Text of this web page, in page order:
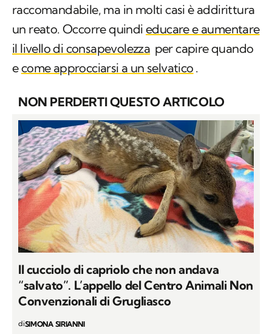
raccomandabile, ma in molti casi è addirittura
un reato. Occorre quindi educare e aumentare
il livello di consapevolezza per capire quando
ecome approcciarsi a un selvatico .
NON PERDERTI QUESTO ARTICOLO
Il cucciolo di capriolo che non andava
“salvato”. L’appello del Centro Animali Non
Convenzionali di Grugliasco
diSIMONA SIRIANNI